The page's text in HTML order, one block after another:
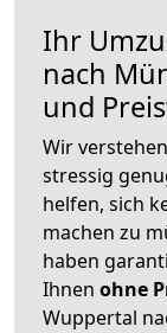
Ihr
nach
und
Wir
stressig
helfen, sich
machen zu
haben
Ihnen ohne
Wuppertal